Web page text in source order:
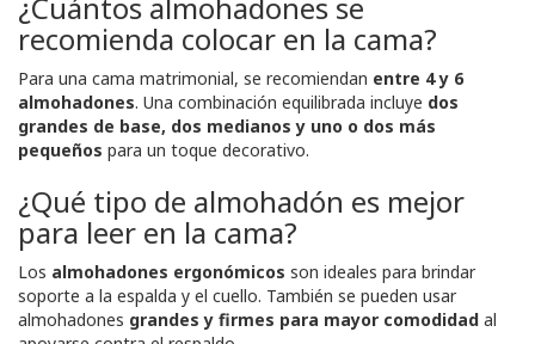
recomienda colocar en la cama?
Para una cama matrimonial, se recomiendan entre 4 y 6
almohadones. Una combinación equilibrada incluye dos
grandes de base, dos medianos y uno o dos más
pequeños para un toque decorativo.
¿Qué tipo de almohadón es mejor
para leer en la cama?
Los almohadones ergonómicos son ideales para brindar
soporte a la espalda y el cuello. También se pueden usar
almohadones grandes y firmes para mayor comodidad al